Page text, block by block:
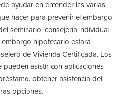
ayudar en entender las varias
hacer para prevenir el embargo
seminario, consejería individual
hipotecario estará
de Vivienda Certificada. Los
pueden asistir con aplicaciones
obtener asistencia del
opciones.